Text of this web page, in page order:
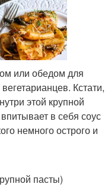
или обедом для
Кстати,
этой крупной
в себя соус
немного острого и
пасты)